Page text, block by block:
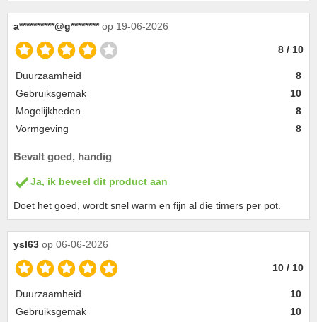
a**********@g******** op 19-06-2026
8 / 10
Duurzaamheid
8
Gebruiksgemak
10
Mogelijkheden
8
Vormgeving
8
Bevalt goed, handig
Ja, ik beveel dit product aan
Doet het goed, wordt snel warm en fijn al die timers per pot.
ysl63 op 06-06-2026
10 / 10
Duurzaamheid
10
Gebruiksgemak
10